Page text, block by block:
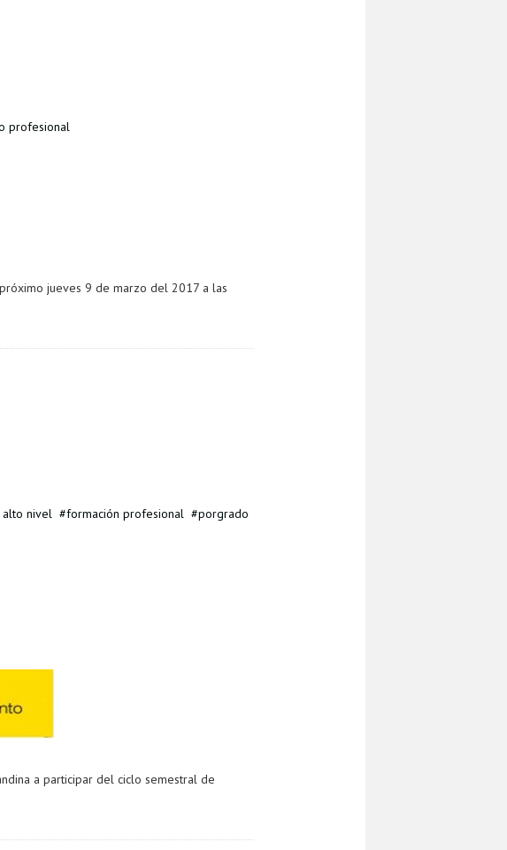
profesional
jueves 9 de marzo del 2017 a las
alto nivel formación profesional porgrado
a participar del ciclo semestral de